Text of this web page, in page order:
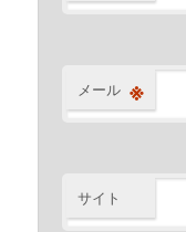
メール ※
サイト